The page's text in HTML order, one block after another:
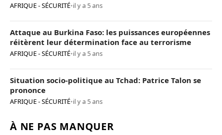
AFRIQUE - SÉCURITÉ•il y a 5 ans
Attaque au Burkina Faso: les puissances européennes
réitèrent leur détermination face au terrorisme
AFRIQUE - SÉCURITÉ•il y a 5 ans
Situation socio-politique au Tchad: Patrice Talon se
prononce
AFRIQUE - SÉCURITÉ•il y a 5 ans
À NE PAS MANQUER